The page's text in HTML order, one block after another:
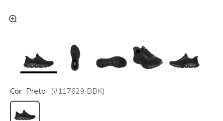
Cor Preto (#117629 BBK)